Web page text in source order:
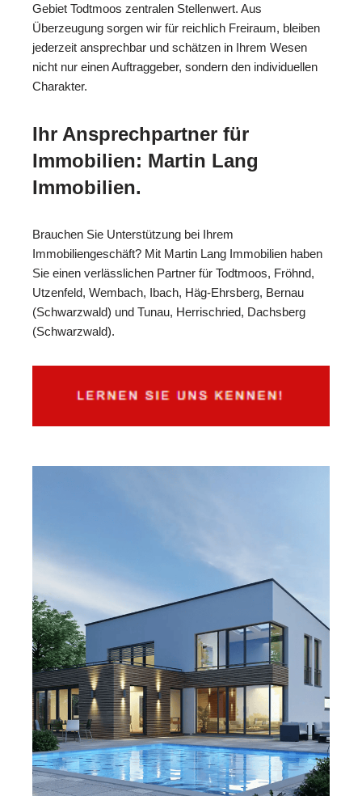
Gebiet Todtmoos zentralen Stellenwert. Aus
Überzeugung sorgen wir für reichlich Freiraum, bleiben
jederzeit ansprechbar und schätzen in Ihrem Wesen
nicht nur einen Auftraggeber, sondern den individuellen
Charakter.
Ihr Ansprechpartner für
Immobilien: Martin Lang
Immobilien.
Brauchen Sie Unterstützung bei Ihrem
Immobiliengeschäft? Mit Martin Lang Immobilien haben
Sie einen verlässlichen Partner für Todtmoos, Fröhnd,
Utzenfeld, Wembach, Ibach, Häg-Ehrsberg, Bernau
(Schwarzwald) und Tunau, Herrischried, Dachsberg
(Schwarzwald).